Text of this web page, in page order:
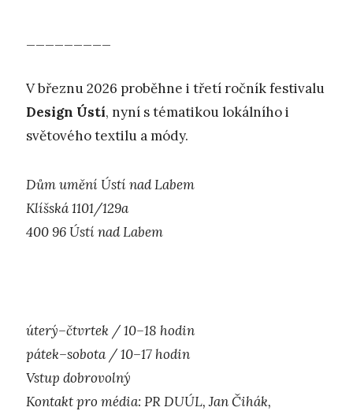
V březnu 2026 proběhne i třetí ročník festivalu
Design Ústí, nyní s tématikou lokálního i
světového textilu a módy.
Dům umění Ústí nad Labem
Klíšská 1101/129a
400 96 Ústí nad Labem
úterý–čtvrtek / 10–18 hodin
pátek–sobota / 10–17 hodin
Vstup dobrovolný
Kontakt pro média: PR DUÚL, Jan Čihák,